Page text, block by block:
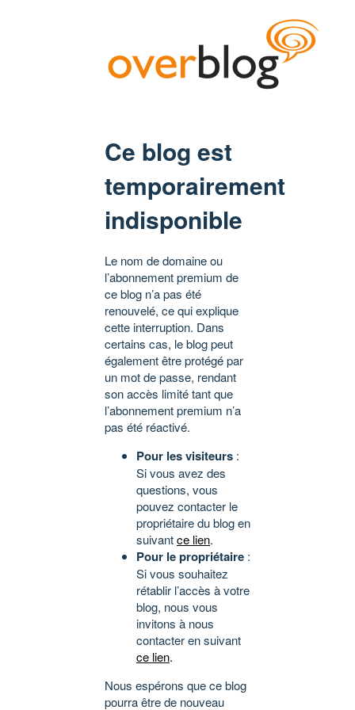
Ce blog est
temporairement
indisponible
Le nom de domaine ou
l’abonnement premium de
ce blog n’a pas été
renouvelé, ce qui explique
cette interruption. Dans
certains cas, le blog peut
également être protégé par
un mot de passe, rendant
son accès limité tant que
l’abonnement premium n’a
pas été réactivé.
Pour les visiteurs :
Si vous avez des
questions, vous
pouvez contacter le
propriétaire du blog en
suivantce lien.
Pour le propriétaire :
Si vous souhaitez
rétablir l’accès à votre
blog, nous vous
invitons à nous
contacter en suivant
ce lien.
Nous espérons que ce blog
pourra être de nouveau